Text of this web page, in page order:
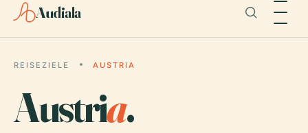
Audiala
REISEZIELE AUSTRIA
Austria.